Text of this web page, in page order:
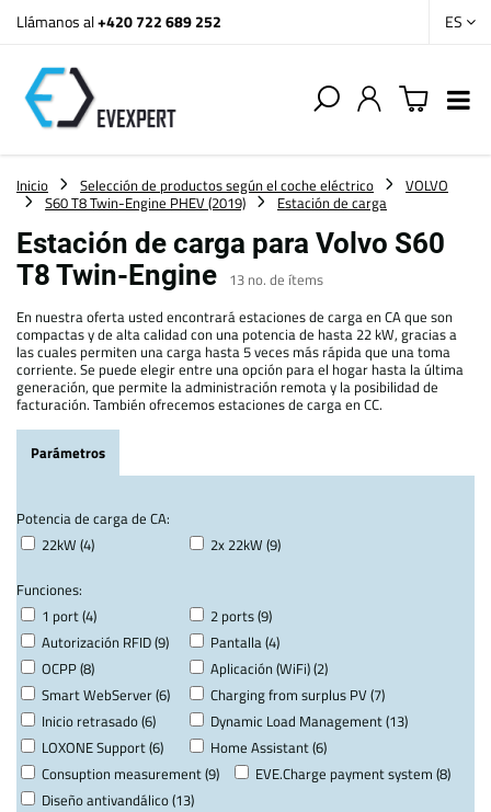
Llámanos al+420 722 689 252 ES
Inicio Selección de productos según el coche eléctrico
VOLVO
S60 T8 Twin-Engine PHEV (2019)
Estación de carga
Estación de carga para Volvo S60
T8 Twin-Engine 13 no. de ítems
En nuestra oferta usted encontrará estaciones de carga en CA que son
compactas y de alta calidad con una potencia de hasta 22 kW, gracias a
las cuales permiten una carga hasta 5 veces más rápida que una toma
corriente. Se puede elegir entre una opción para el hogar hasta la última
generación, que permite la administración remota y la posibilidad de
facturación. También ofrecemos estaciones de carga en CC.
Parámetros
Potencia de carga de CA:
22kW (4)
2x 22kW (9)
Funciones:
1 port (4)
2 ports (9)
Autorización RFID (9)
Pantalla (4)
OCPP (8)
Aplicación (WiFi) (2)
Smart WebServer (6)
Charging from surplus PV (7)
Inicio retrasado (6)
Dynamic Load Management (13)
LOXONE Support (6)
Home Assistant (6)
Consuption measurement (9)
EVE.Charge payment system (8)
Diseño antivandálico (13)